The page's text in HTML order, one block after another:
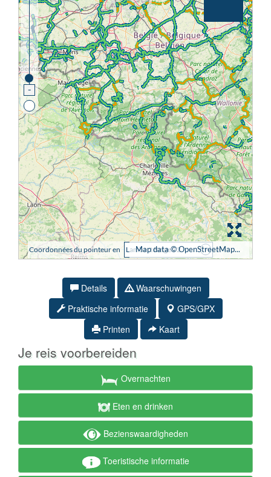
Details
Waarschuwingen
Praktische informatie
GPS/GPX
Printen
Kaart
Je reis voorbereiden
Overnachten
Eten en drinken
Bezienswaardigheden
Toeristische informatie